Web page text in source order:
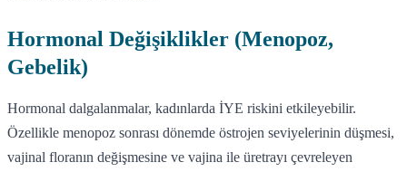
Hormonal Değişiklikler (Menopoz,
Gebelik)
Hormonal dalgalanmalar, kadınlarda İYE riskini etkileyebilir.
Özellikle menopoz sonrası dönemde östrojen seviyelerinin düşmesi,
vajinal floranın değişmesine ve vajina ile üretrayı çevreleyen